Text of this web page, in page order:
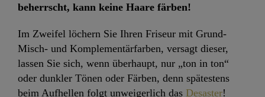
beherrscht, kann keine Haare färben!
Im Zweifel löchern Sie Ihren Friseur mit Grund-
Misch- und Komplementärfarben, versagt dieser,
lassen Sie sich, wenn überhaupt, nur „ton in ton“
oder dunkler Tönen oder Färben, denn spätestens
beim Aufhellen folgt unweigerlich das Desaster!